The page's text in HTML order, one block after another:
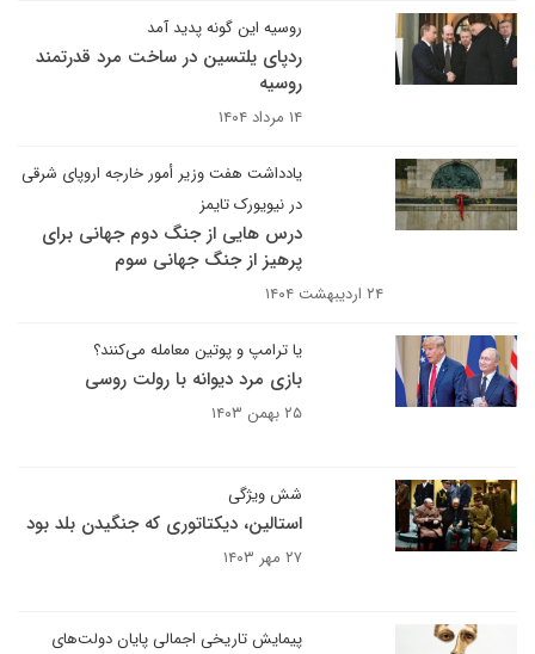
روسیه این گونه پدید آمد
ردپای یلتسین در ساخت مرد قدرتمند
روسیه
۱۴ مرداد ۱۴۰۴
یادداشت هفت وزیر أمور خارجه اروپای شرقی
در نیویورک تایمز
درس هایی از جنگ دوم جهانی برای
پرهیز از جنگ جهانی سوم
۲۴ اردیبهشت ۱۴۰۴
یا ترامپ و پوتین معامله می‌کنند؟
بازی مرد دیوانه با رولت روسی
۲۵ بهمن ۱۴۰۳
شش ویژگی
استالین، دیکتاتوری که جنگیدن بلد بود
۲۷ مهر ۱۴۰۳
پیمایش تاریخی اجمالی پایان دولت‌های